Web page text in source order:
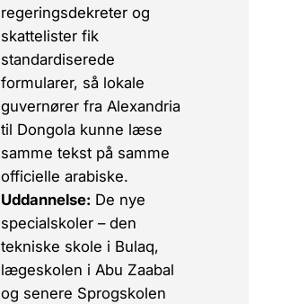
regeringsdekreter og
skattelister fik
standardiserede
formularer, så lokale
guvernører fra Alexandria
til Dongola kunne læse
samme tekst på samme
officielle arabiske.
Uddannelse: De nye
specialskoler – den
tekniske skole i Bulaq,
lægeskolen i Abu Zaabal
og senere Sprogskolen